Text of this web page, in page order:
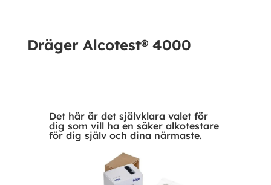
Dräger Alcotest® 4000
Det här är det självklara valet för
dig som vill ha en säker alkotestare
för dig själv och dina närmaste.